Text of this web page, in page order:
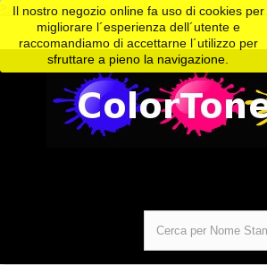
Il nostro negozio online fa uso di cookies per
migliorare l´esperienza dell´utente e
raccomandiamo di accettarne l´utilizzo per
sfruttare a pieno la navigazione.